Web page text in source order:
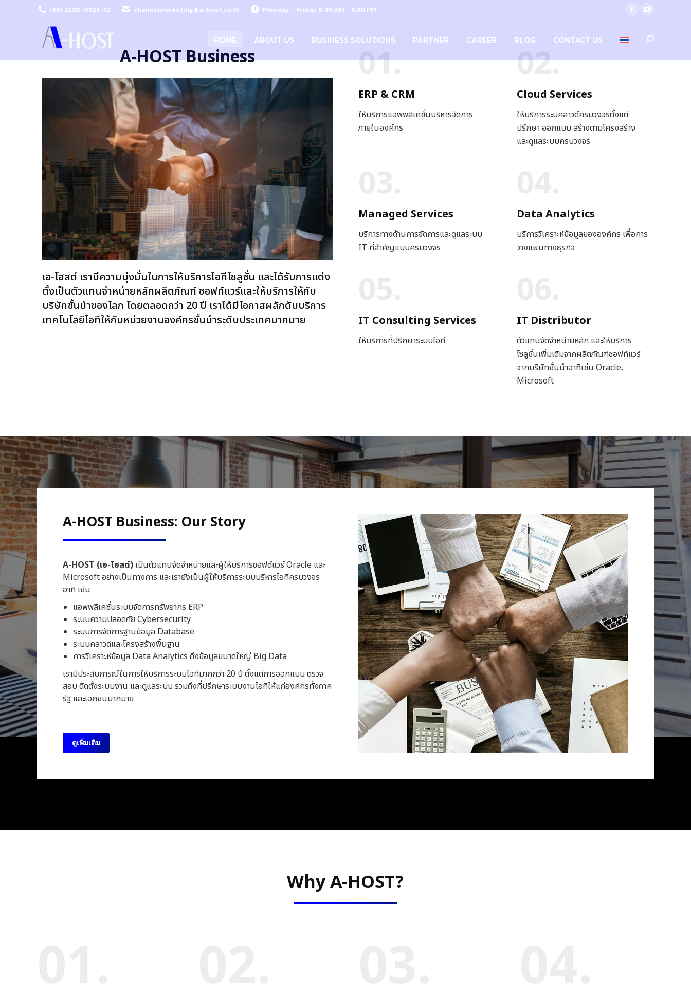
(66) 2298-0625-32 channelmarketing@a-host.co.th Monday – Friday 8.30 AM – 5.30 PM
Facebook
opens
YouTube
opens
HOME ABOUT US BUSINESS SOLUTIONS PARTNER CAREER BLOG CONTACT US Search:
A-HOST Business
เอ-โฮสต์ เรามีความมุ่งมั่นในการให้บริการไอทีโซลูชั่น และได้รับการแต่ง
ตั้งเป็นตัวแทนจำหน่ายหลักผลิตภัณฑ์ ซอฟท์แวร์และให้บริการให้กับ
บริษัทชั้นนำของโลก โดยตลอดกว่า 20 ปี เราได้มีโอกาสผลักดันบริการ
เทคโนโลยีไอทีให้กับหน่วยงานองค์กรชั้นนำระดับประเทศมากมาย
01.
ERP & CRM
ให้บริการแอพพลิเคชั่นบริหารจัดการ
ภายในองค์กร
02.
Cloud Services
ให้บริการระบคลาวด์ครบวงจรตั้งแต่
ปรึกษา ออกแบบ สร้างตามโครงสร้าง
และดูแลระบบครบวงจร
Managed Services
บริการทางด้านการจัดการและดูแลระบบ
IT ที่สำคัญแบบครบวงจร
Data Analytics
บริการวิเคราะห์ข้อมูลขององค์กร เพื่อการ
วางแผนทางธุรกิจ
IT Consulting Services
ให้บริการที่ปรึกษาระบบไอที
IT Distributor
ตัวแทนจัดจำหน่ายหลัก และให้บริการ
โซลูชั่นเพิ่มเติมจากผลิตภัณฑ์ซอฟท์แวร์
จากบริษัทชั้นนำอาทิเช่น Oracle,
Microsoft
A-HOST Business: Our Story
A-HOST (เอ-โฮสต์) เป็นตัวแทนจัดจำหน่ายและผู้ให้บริการซอฟต์แวร์ Oracle และ
Microsoft อย่างเป็นทางการ และเรายังเป็นผู้ให้บริการระบบบริหารไอทีครบวงจร
อาทิ เช่น
แอพพลิเคชั่นระบบจัดการทรัพยากร ERP
ระบบความปลอดภัย Cybersecurity
ระบบการจัดการฐานข้อมูล Database
ระบบคลาวด์และโครงสร้างพื้นฐาน
การวิเคราะห์ข้อมูล Data Analytics ถึงข้อมูลขนาดใหญ่ Big Data
เรามีประสบการณ์ในการให้บริการระบบไอทีมากกว่า 20 ปี ตั้งแต่การออกแบบ ตรวจ
สอบ ติดตั้งระบบงาน และดูแลระบบ รวมถึงที่ปรึกษาระบบงานไอทีให้แก่องค์กรทั้งภาค
รัฐ และเอกชนมากมาย
ดูเพิ่มเติม
Why A-HOST?